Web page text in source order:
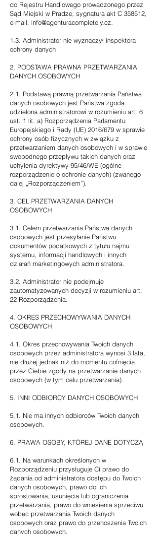
do Rejestru Handlowego prowadzonego przez
Sąd Miejski w Pradze, sygnatura akt C 358512,
e-mail: info@agenturacompletely.cz.
1.3. Administrator nie wyznaczył inspektora
ochrony danych
2. PODSTAWA PRAWNA PRZETWARZANIA
DANYCH OSOBOWYCH
2.1. Podstawą prawną przetwarzania Państwa
danych osobowych jest Państwa zgoda
udzielona administratorowi w rozumieniu art. 6
ust. 1 lit. a) Rozporządzenia Parlamentu
Europejskiego i Rady (UE) 2016/679 w sprawie
ochrony osób fizycznych w związku z
przetwarzaniem danych osobowych i w sprawie
swobodnego przepływu takich danych oraz
uchylenia dyrektywy 95/46/WE (ogólne
rozporządzenie o ochronie danych) (zwanego
dalej „Rozporządzeniem”).
3. CEL PRZETWARZANIA DANYCH
OSOBOWYCH
3.1. Celem przetwarzania Państwa danych
osobowych jest przesyłanie Państwu
dokumentów podatkowych z tytułu najmu
systemu, informacji handlowych i innych
działań marketingowych administratora.
3.2. Administrator nie podejmuje
zautomatyzowanych decyzji w rozumieniu art.
22 Rozporządzenia.
4. OKRES PRZECHOWYWANIA DANYCH
OSOBOWYCH
4.1. Okres przechowywania Twoich danych
osobowych przez administratora wynosi 3 lata,
nie dłużej jednak niż do momentu cofnięcia
przez Ciebie zgody na przetwarzanie danych
osobowych (w tym celu przetwarzania).
5. INNI ODBIORCY DANYCH OSOBOWYCH
5.1. Nie ma innych odbiorców Twoich danych
osobowych.
6. PRAWA OSOBY, KTÓREJ DANE DOTYCZĄ
6.1. Na warunkach określonych w
Rozporządzeniu przysługuje Ci prawo do
żądania od administratora dostępu do Twoich
danych osobowych, prawo do ich
sprostowania, usunięcia lub ograniczenia
przetwarzania, prawo do wniesienia sprzeciwu
wobec przetwarzania Twoich danych
osobowych oraz prawo do przenoszenia Twoich
danych osobowych.